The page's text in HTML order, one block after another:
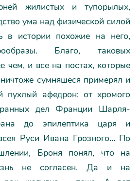
жилистых и тупорылых,
ума над физической силой
в истории похожие на него,
Благо, таковых
чем, и все на постах, которые
сумняшеся примерял и
пухлый афедрон: от хромого
дел Франции Шарля-
до эпилептика царя и
Руси Ивана Грозного… По
Броня понял, что на
не согласен. Да и на